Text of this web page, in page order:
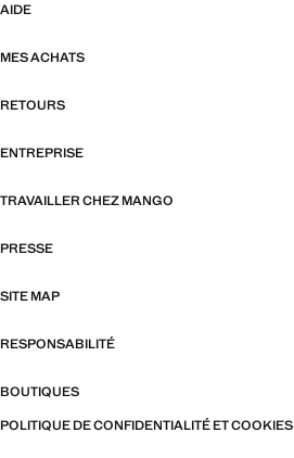
AIDE
MES ACHATS
RETOURS
ENTREPRISE
TRAVAILLER CHEZ MANGO
PRESSE
SITE MAP
RESPONSABILITÉ
BOUTIQUES
POLITIQUE DE CONFIDENTIALITÉ ET COOKIES